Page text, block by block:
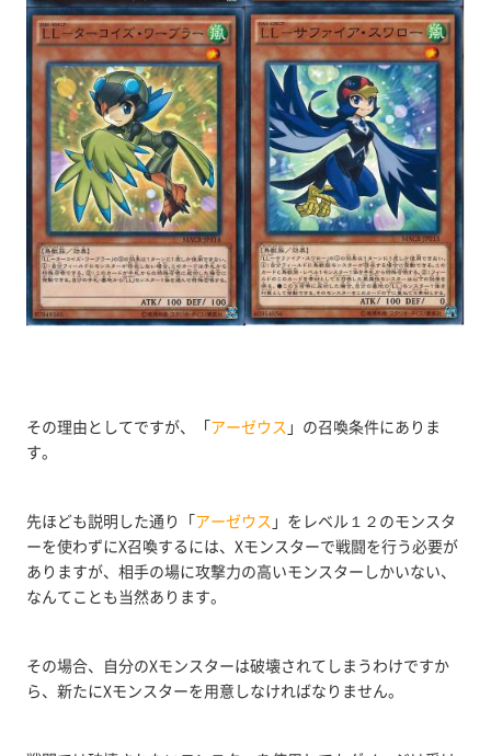
その理由としてですが、「アーゼウス 」の召喚条件にありま
す。
先ほども説明した通り「アーゼウス 」をレベル１２のモンスタ
ーを使わずにX召喚するには、Xモンスターで戦闘を行う必要が
ありますが、相手の場に攻撃力の高いモンスターしかいない、
なんてことも当然あります。
その場合、自分のXモンスターは破壊されてしまうわけですか
ら、新たにXモンスターを用意しなければなりません。